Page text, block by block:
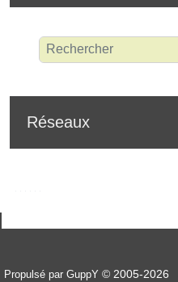
Réseaux
Propulsé par GuppY © 2005-2026